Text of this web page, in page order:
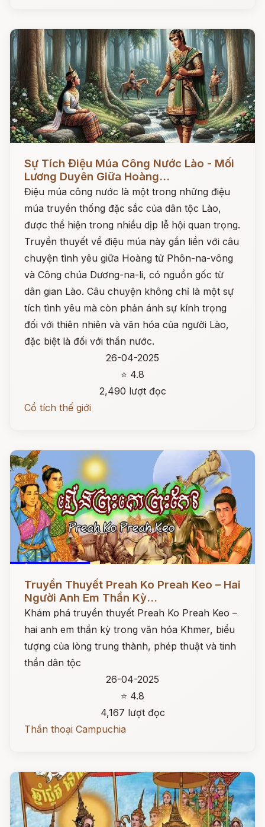
Sự Tích Điệu Múa Công Nước Lào - Mối
Lương Duyên Giữa Hoàng...
Điệu múa công nước là một trong những điệu
múa truyền thống đặc sắc của dân tộc Lào,
được thể hiện trong nhiều dịp lễ hội quan trọng.
Truyền thuyết về điệu múa này gắn liền với câu
chuyện tình yêu giữa Hoàng tử Phôn-na-vông
và Công chúa Dương-na-li, có nguồn gốc từ
dân gian Lào. Câu chuyện không chỉ là một sự
tích tình yêu mà còn phản ánh sự kính trọng
đối với thiên nhiên và văn hóa của người Lào,
đặc biệt là đối với thần nước.
26-04-2025
⭐ 4.8
2,490 lượt đọc
Cổ tích thế giới
Đọc ngay
Truyền Thuyết Preah Ko Preah Keo – Hai
Người Anh Em Thần Kỳ...
Khám phá truyền thuyết Preah Ko Preah Keo –
hai anh em thần kỳ trong văn hóa Khmer, biểu
tượng của lòng trung thành, phép thuật và tinh
thần dân tộc
26-04-2025
⭐ 4.8
4,167 lượt đọc
Thần thoại Campuchia